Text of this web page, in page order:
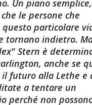
Un piano
le persone che
questo particolare
tornano indietro.
Stern è
anche se
futuro alla Lethe e
a tentare un
perché non